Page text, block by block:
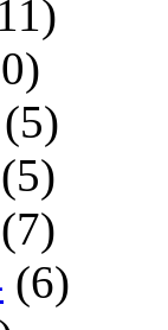
(5)
(5)
(7)
(6)